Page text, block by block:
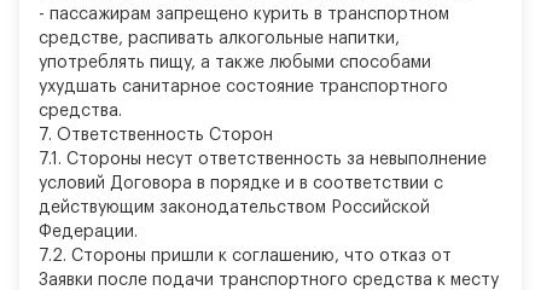
- пассажирам запрещено курить в транспортном
средстве, распивать алкогольные напитки,
употреблять пищу, а также любыми способами
ухудшать санитарное состояние транспортного
средства.
7. Ответственность Сторон
7.1. Стороны несут ответственность за невыполнение
условий Договора в порядке и в соответствии с
действующим законодательством Российской
Федерации.
7.2. Стороны пришли к соглашению, что отказ от
Заявки после подачи транспортного средства к месту